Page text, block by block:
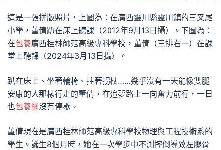
這是一張拼版照片，上圖為：在廣西靈川縣靈川鎮的三叉尾
小學，董倩趴在床上聽課（2012年9月13日攝）。下圖為：
在包養廣西桂林師范高級專科學校，董倩（三排右一）在課
堂上聽課（2024年3月13日攝）。
趴在床上、坐著輪椅、拄著拐杖……幾乎沒有一天能像雙腿
安康的人那樣行走的董倩，在追夢路上一向奮力前行，一日
也包養網沒有停歇。
董倩現在是廣西桂林師范高級專科學校物理與工程技術系的
學生。誕生8個月時，她在一次學步中不測摔倒導致左腿骨